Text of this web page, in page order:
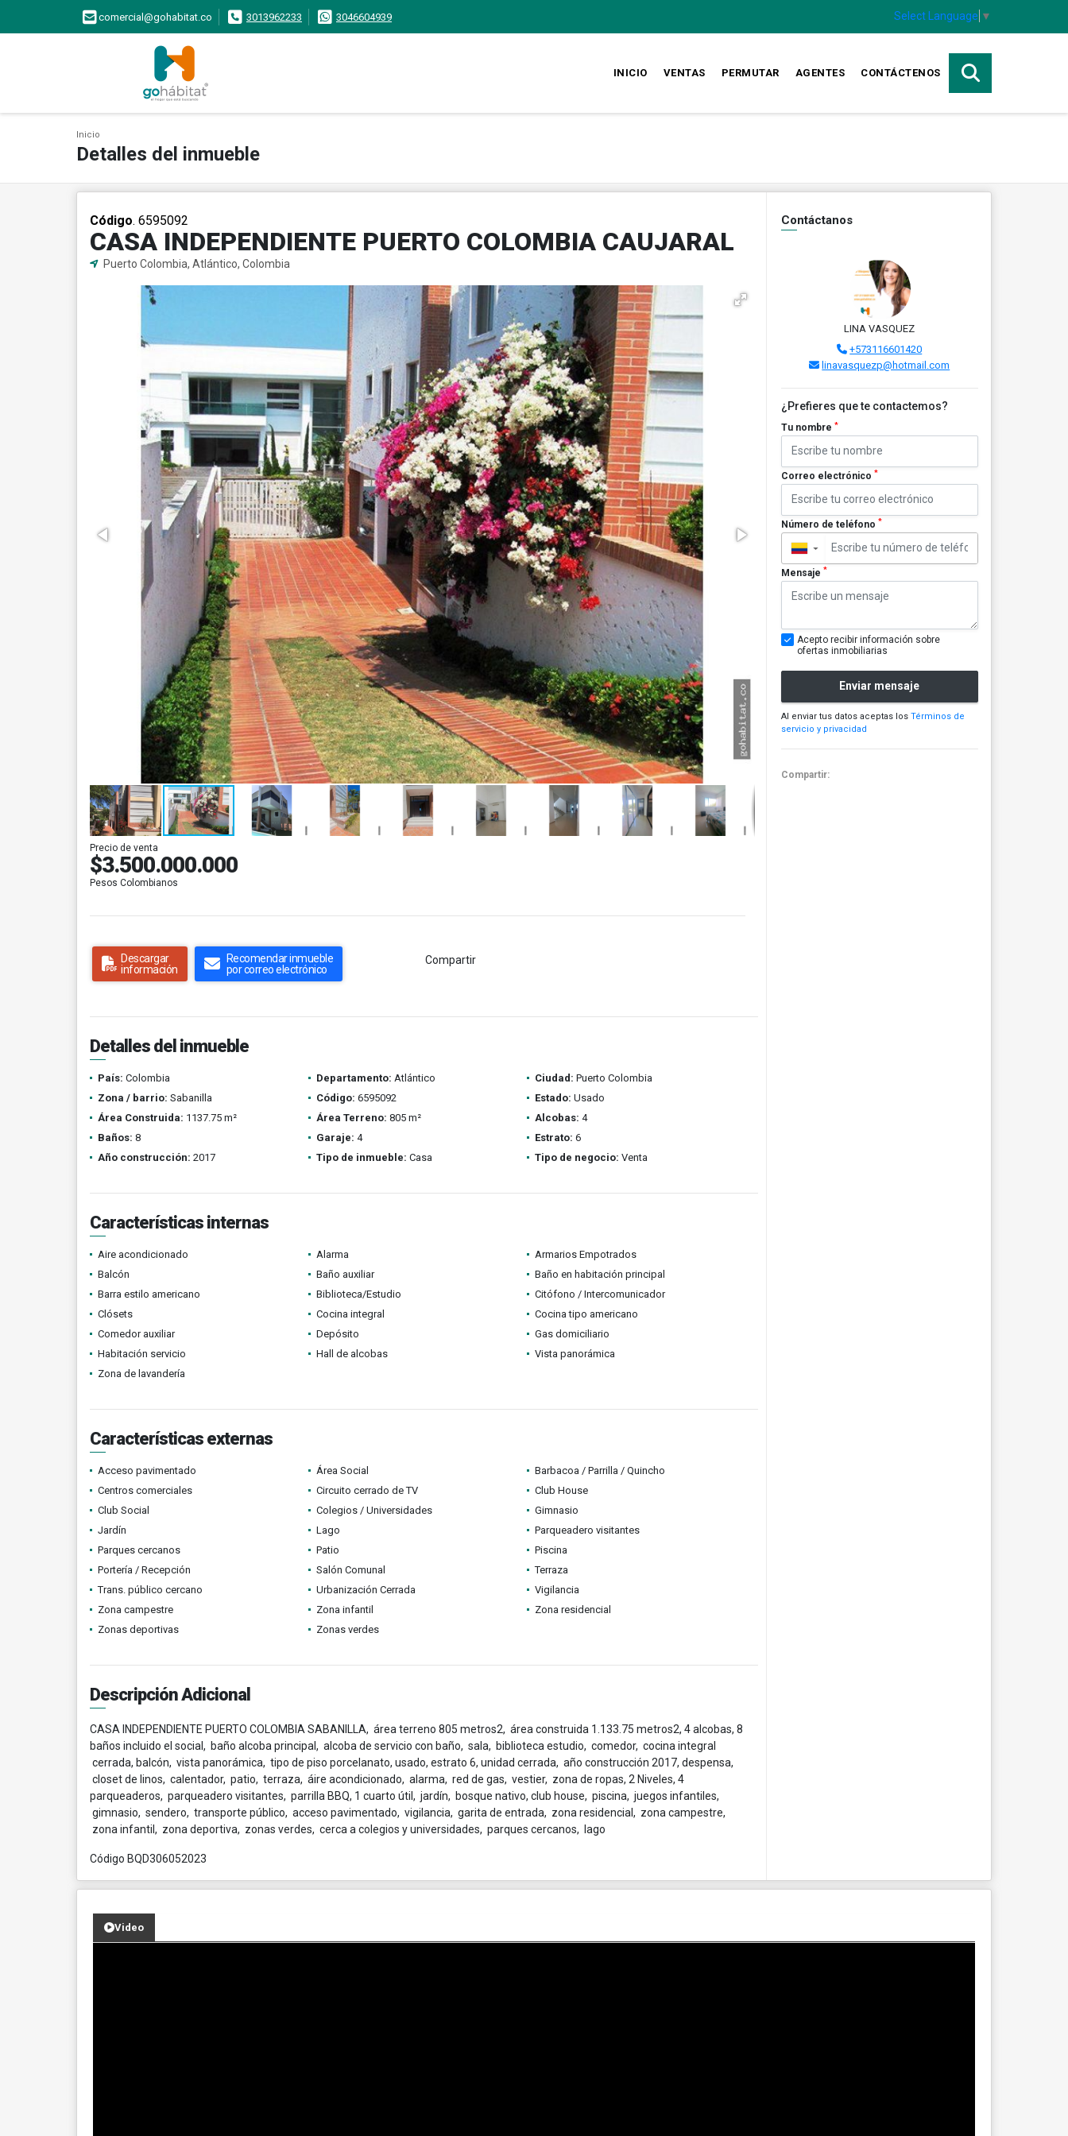
comercial@gohabitat.co 3013962233 3046604939 Select Language ▼
INICIO VENTAS PERMUTAR AGENTES CONTÁCTENOS
Inicio
Detalles del inmueble
Código. 6595092
CASA INDEPENDIENTE PUERTO COLOMBIA CAUJARAL
Puerto Colombia, Atlántico, Colombia
Precio de venta
$3.500.000.000
Pesos Colombianos
Descargar
información
Recomendar inmueble
por correo electrónico
Compartir
Detalles del inmueble
País: Colombia Departamento: Atlántico Ciudad: Puerto Colombia
Zona / barrio: Sabanilla Código: 6595092 Estado: Usado
Área Construida: 1137.75 m² Área Terreno: 805 m² Alcobas: 4
Baños: 8 Garaje: 4 Estrato: 6
Año construcción: 2017 Tipo de inmueble: Casa Tipo de negocio: Venta
Características internas
Aire acondicionado Alarma
Armarios Empotrados
Balcón
Baño auxiliar
Baño en habitación principal
Barra estilo americano
Biblioteca/Estudio
Citófono / Intercomunicador
Clósets
Cocina integral
Cocina tipo americano
Comedor auxiliar
Depósito
Gas domiciliario
Habitación servicio
Hall de alcobas
Vista panorámica
Zona de lavandería
Características externas
Acceso pavimentado Área Social
Barbacoa / Parrilla / Quincho
Centros comerciales
Circuito cerrado de TV
Club House
Club Social
Colegios / Universidades
Gimnasio
Jardín
Lago
Parqueadero visitantes
Parques cercanos
Patio
Piscina
Portería / Recepción
Salón Comunal
Terraza
Trans. público cercano
Urbanización Cerrada
Vigilancia
Zona campestre
Zona infantil
Zona residencial
Zonas deportivas
Zonas verdes
Descripción Adicional
CASA INDEPENDIENTE PUERTO COLOMBIA SABANILLA, área terreno 805 metros2, área construida 1.133.75 metros2, 4 alcobas, 8
baños incluido el social, baño alcoba principal, alcoba de servicio con baño, sala, biblioteca estudio, comedor, cocina integral
cerrada, balcón, vista panorámica, tipo de piso porcelanato, usado, estrato 6, unidad cerrada, año construcción 2017, despensa,
closet de linos, calentador, patio, terraza, áire acondicionado, alarma, red de gas, vestier, zona de ropas, 2 Niveles, 4
parqueaderos, parqueadero visitantes, parrilla BBQ, 1 cuarto útil, jardín, bosque nativo, club house, piscina, juegos infantiles,
gimnasio, sendero, transporte público, acceso pavimentado, vigilancia, garita de entrada, zona residencial, zona campestre,
zona infantil, zona deportiva, zonas verdes, cerca a colegios y universidades, parques cercanos, lago
Código BQD306052023
Contáctanos
LINA VASQUEZ
+573116601420
linavasquezp@hotmail.com
¿Prefieres que te contactemos?
Tu nombre *
Correo electrónico *
Número de teléfono *
▼
Mensaje *
Acepto recibir información sobre
ofertas inmobiliarias
Enviar mensaje
Al enviar tus datos aceptas los Términos de
servicio y privacidad
Compartir:
Video